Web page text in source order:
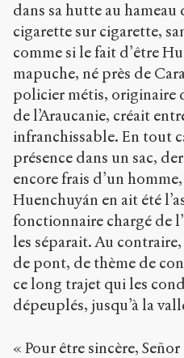
dans sa hutte au
cigarette sur cigarette,
comme si le fait d’être
mapuche, né près de
policier métis, originaire
de l’Araucanie, créait
infranchissable. En tout
présence dans un sac,
encore frais d’un
Huenchuyán en ait été
fonctionnaire chargé de
les séparait. Au
de pont, de thème de
ce long trajet qui les
dépeuplés, jusqu’à la
« Pour être sincère,